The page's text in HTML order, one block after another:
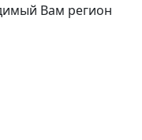
Вам регион